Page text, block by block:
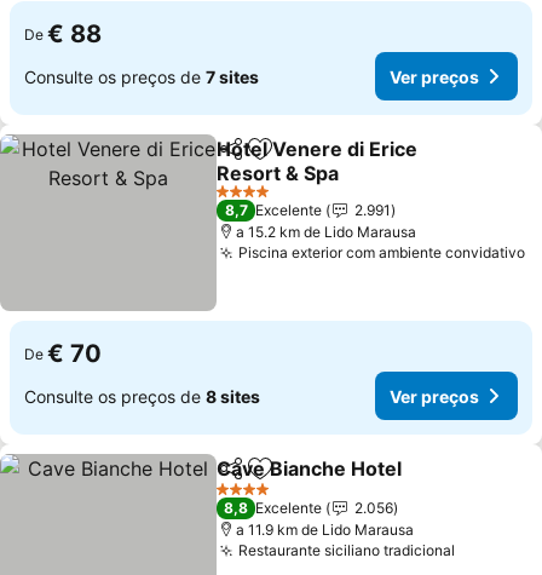
De € 88
Consulte os preços de 7 sites Ver preços
PartilharAdicionar aos favoritos
Hotel Venere di Erice
Resort & Spa
Ver preços
4 Estrelas
8,7 Excelente
2.991
a 15.2 km de Lido Marausa
Piscina exterior com ambiente convidativo
De € 70
Consulte os preços de 8 sites Ver preços
PartilharAdicionar aos favoritos
Cave Bianche Hotel
4 Estrelas
8,8 Excelente
2.056
a 11.9 km de Lido Marausa
Restaurante siciliano tradicional